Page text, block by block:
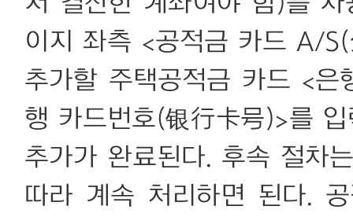
이지 좌측 <공적금 카드 A/
추가할 주택공적금 카드 <
행 카드번호(银行卡号)>를
추가가 완료된다. 후속 절차
따라 계속 처리하면 된다.